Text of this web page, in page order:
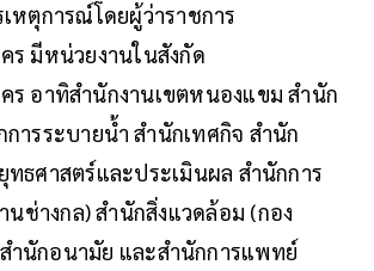
หตุการณ์โดยผู้ว่าราชการ
ร มีหน่วยงานในสังกัด
ร อาทิสำนักงานเขตหนองแขม สำนัก
การระบายน้ำ สำนักเทศกิจ สำนัก
ทธศาสตร์และประเมินผล สำนักการ
นช่างกล) สำนักสิ่งแวดล้อม (กอง
ำนักอนามัย และสำนักการแพทย์